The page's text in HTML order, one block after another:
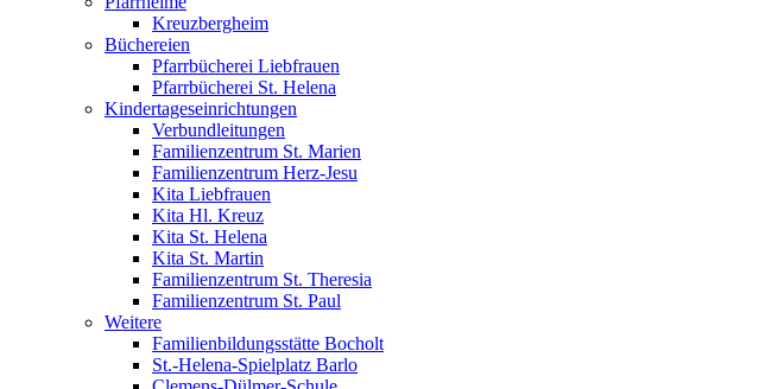
Kreuzbergheim
Büchereien
Pfarrbücherei Liebfrauen
Pfarrbücherei St. Helena
Kindertageseinrichtungen
Verbundleitungen
Familienzentrum St. Marien
Familienzentrum Herz-Jesu
Kita Liebfrauen
Kita Hl. Kreuz
Kita St. Helena
Kita St. Martin
Familienzentrum St. Theresia
Familienzentrum St. Paul
Weitere
Familienbildungsstätte Bocholt
St.-Helena-Spielplatz Barlo